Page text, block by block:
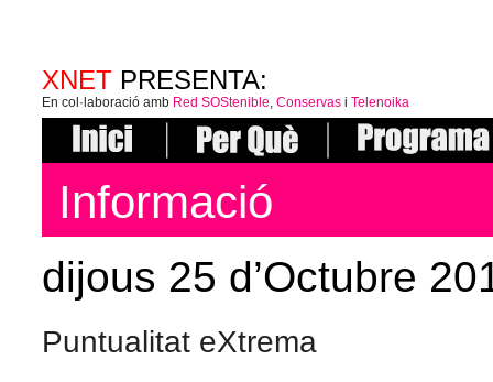
XNET PRESENTA:
En col·laboració amb Red SOStenible, Conservas i Telenoika
Informació
dijous 25 d’Octubre
Puntualitat eXtrema